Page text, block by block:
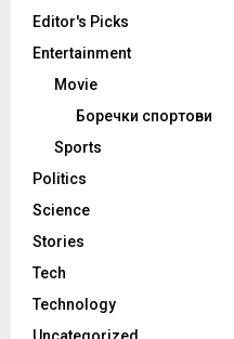
Editor's Picks
Entertainment
Movie
Боречки спортови
Sports
Politics
Science
Stories
Tech
Technology
Uncategorized